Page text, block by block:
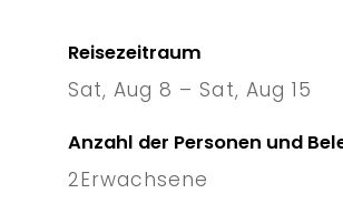
Reisezeitraum
Sat, Aug 8 – Sat, Aug 15
Anzahl der Personen und
2Erwachsene